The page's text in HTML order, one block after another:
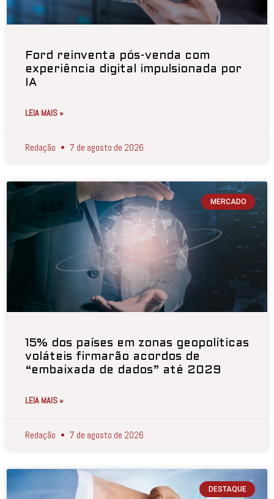
Ford reinventa pós-venda com
experiência digital impulsionada por
IA
LEIA MAIS »
Redação 7 de agosto de 2026
MERCADO
15% dos países em zonas geopolíticas
voláteis firmarão acordos de
“embaixada de dados” até 2029
LEIA MAIS »
Redação 7 de agosto de 2026
DESTAQUE